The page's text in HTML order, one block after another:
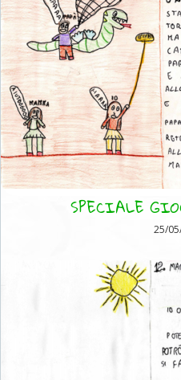
SPECIALE
25/